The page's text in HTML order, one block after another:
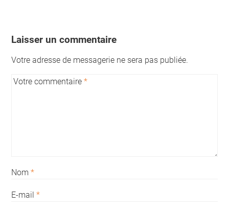
Laisser un commentaire
Votre adresse de messagerie ne sera pas publiée.
Votre commentaire *
Nom *
E-mail *